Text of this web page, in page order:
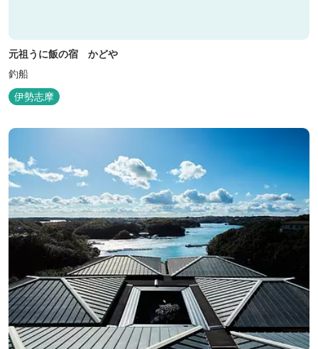
元祖うに飯の宿 かどや
釣船
伊勢志摩